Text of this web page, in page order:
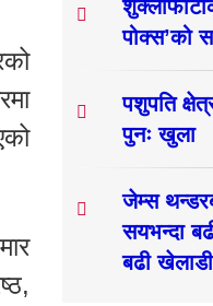
पोक्स’को
पशुपति
पुनः खुला
जेम्स
सयभन्दा
बढी